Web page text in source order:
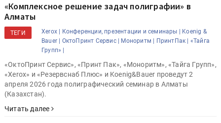
«Комплексное решение задач полиграфии» в
Алматы
ТЕГИ Xerox | Конференции, презентации и семинары |
Koenig &
Bauer |
ОктоПринт Сервис | Моноритм | ПринтПак |
«Тайга
Групп» |
«ОктоПринт Сервис», «Принт Пак», «Моноритм», «Тайга Групп»,
«Xerox» и «Резервснаб Плюс» и Koenig&Bauer проведут 2
апреля 2026 года полиграфический семинар в Алматы
(Казахстан).
Читать далее